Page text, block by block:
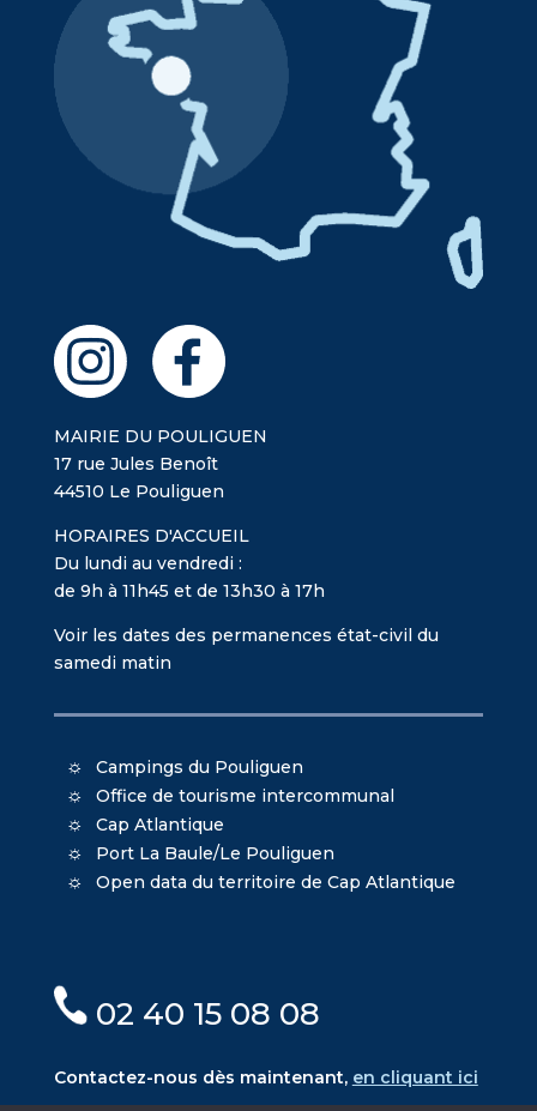
MAIRIE DU POULIGUEN
17 rue Jules Benoît
44510 Le Pouliguen
HORAIRES D'ACCUEIL
Du lundi au vendredi :
de 9h à 11h45 et de 13h30 à 17h
Voir les dates des permanences état-civil du
samedi matin
Campings du Pouliguen
Office de tourisme intercommunal
Cap Atlantique
Port La Baule/Le Pouliguen
Open data du territoire de Cap Atlantique
02 40 15 08 08
Contactez-nous dès maintenant, en cliquant ici